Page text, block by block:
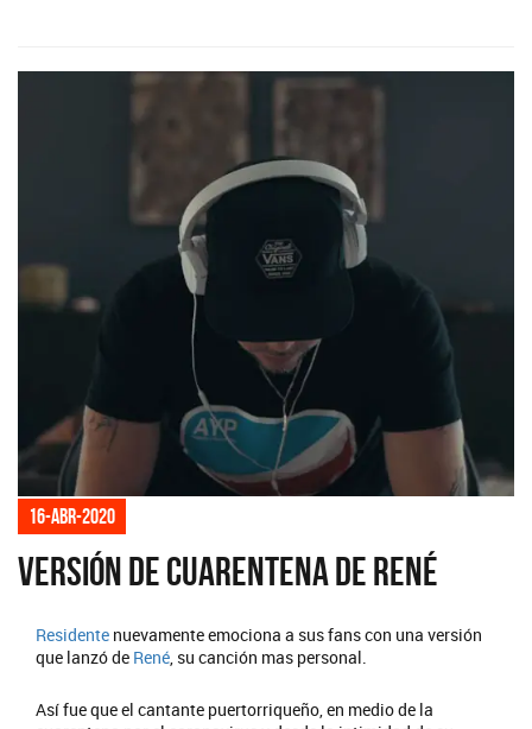
16-abr-2020
Versión de cuarentena de René
Residente nuevamente emociona a sus fans con una versión
que lanzó de René , su canción mas personal.
Así fue que el cantante puertorriqueño, en medio de la